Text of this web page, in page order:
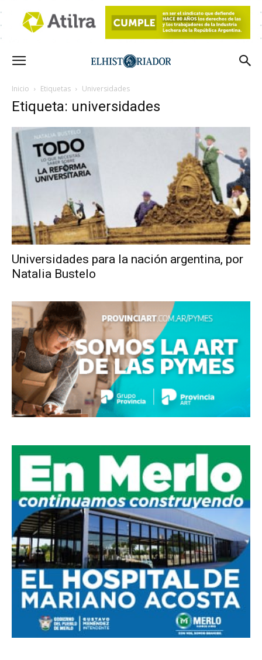
Inicio Etiquetas Universidades
Etiqueta: universidades
Universidades para la nación argentina, por
Natalia Bustelo